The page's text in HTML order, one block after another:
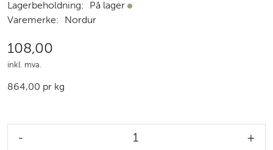
Lagerbeholdning:
På lager På lager
Varemerke: Nordur
108,00
inkl. mva.
864,00 pr kg
- +